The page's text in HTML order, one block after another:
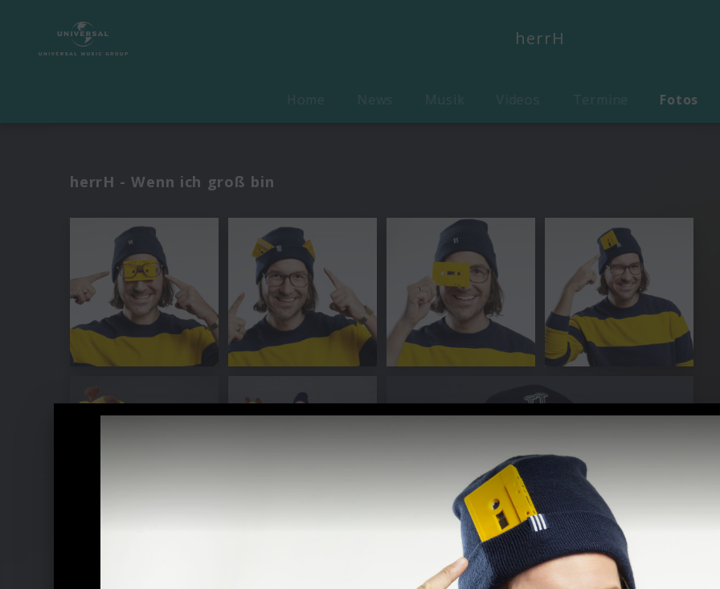
herrH
Home News Musik Videos Termine Fotos
herrH - Wenn ich groß bin